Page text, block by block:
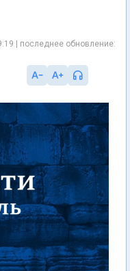
| последнее обновление: